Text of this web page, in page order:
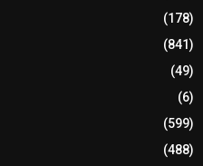
(178)
(841)
(49)
(6)
(599)
(488)